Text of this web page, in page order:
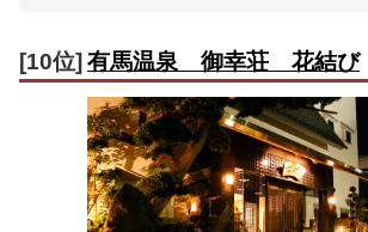
[10位] 有馬温泉 御幸荘 花結び